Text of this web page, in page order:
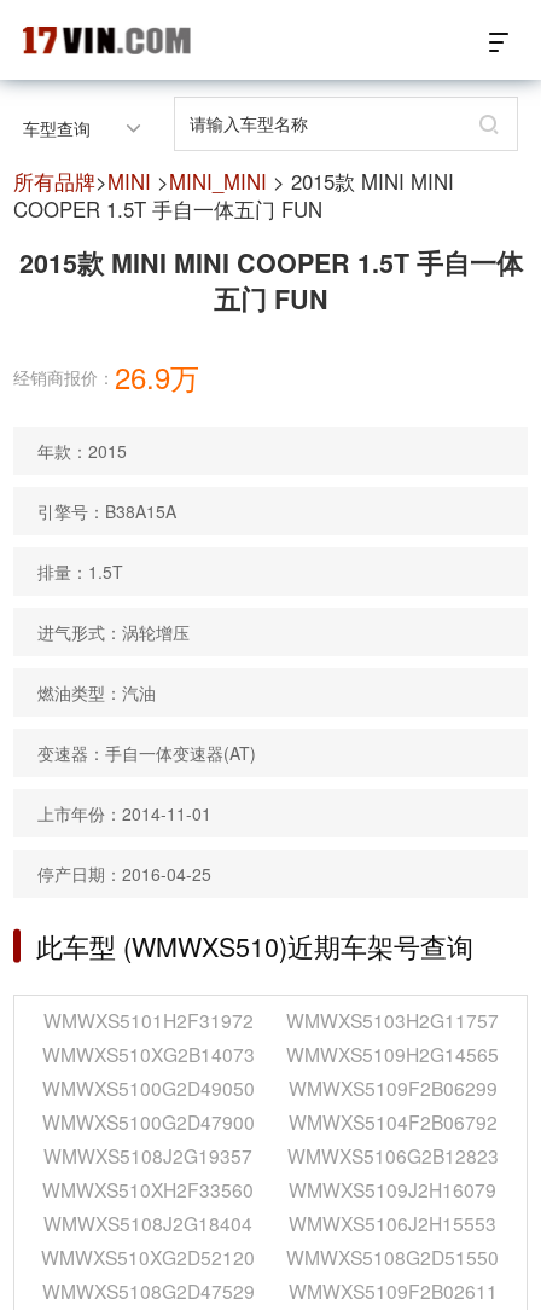
17VIN车架号查询首页
汽配数据开放接口
汽配产品车型适配
车型查询
所有品牌>MINI >MINI_MINI > 2015款 MINI MINI
COOPER 1.5T 手自一体五门 FUN
2015款 MINI MINI COOPER 1.5T 手自一体
五门 FUN
经销商报价： 26.9万
年款：2015
引擎号：B38A15A
排量：1.5T
进气形式：涡轮增压
燃油类型：汽油
变速器：手自一体变速器(AT)
上市年份：2014-11-01
停产日期：2016-04-25
此车型 (WMWXS510)近期车架号查询
WMWXS5101H2F31972
WMWXS5103H2G11757
WMWXS510XG2B14073
WMWXS5109H2G14565
WMWXS5100G2D49050
WMWXS5109F2B06299
WMWXS5100G2D47900
WMWXS5104F2B06792
WMWXS5108J2G19357
WMWXS5106G2B12823
WMWXS510XH2F33560
WMWXS5109J2H16079
WMWXS5108J2G18404
WMWXS5106J2H15553
WMWXS510XG2D52120
WMWXS5108G2D51550
WMWXS5108G2D47529
WMWXS5109F2B02611